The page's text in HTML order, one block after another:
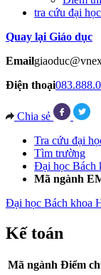
tra cứu đại học
Quay lại Giáo dục
Email
Điện thoại
Chia sẻ
Tra cứu đại
Tìm trường
Đại học Bách
Mã ngành
Đại học Bách khoa
Kế toán
Mã ngành Điểm